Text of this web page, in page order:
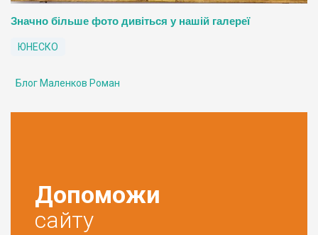
Значно більше фото дивіться у нашій галереї
ЮНЕСКО
Блог Маленков Роман
Допоможи
сайту